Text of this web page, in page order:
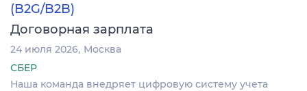
(B2G/B2B)
Договорная зарплата
24 июля 2026 Москва
СБЕР
Наша команда внедряет цифровую систему учета